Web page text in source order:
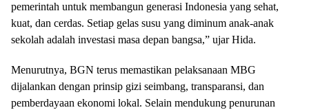
pemerintah untuk membangun generasi Indonesia yang sehat,
kuat, dan cerdas. Setiap gelas susu yang diminum anak-anak
sekolah adalah investasi masa depan bangsa,” ujar Hida.
Menurutnya, BGN terus memastikan pelaksanaan MBG
dijalankan dengan prinsip gizi seimbang, transparansi, dan
pemberdayaan ekonomi lokal. Selain mendukung penurunan